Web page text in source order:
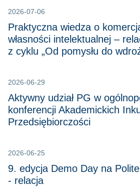
2026-07-06
Praktyczna wiedza o
własności intelektualnej –
z cyklu „Od pomysłu do
2026-06-29
Aktywny udział PG w
konferencji Akademickich
Przedsiębiorczości
2026-06-25
9. edycja Demo Day na
- relacja